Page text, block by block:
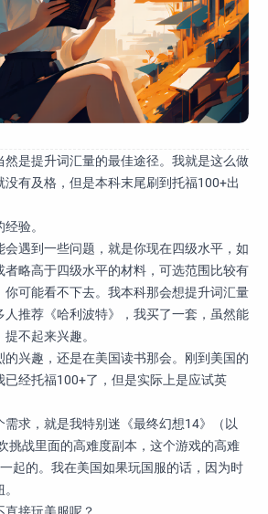
然是提升词汇量的最佳途径。我就是这么做
没有及格，但是本科末尾刷到托福100+出
验。
会遇到一些问题，就是你现在四级水平，如
者略高于四级水平的材料，可选范围比较有
你可能看不下去。我本科那会想提升词汇量
人推荐《哈利波特》，我买了一套，虽然能
不起来兴趣。
兴趣，还是在美国读书那会。刚到美国的
已经托福100+了，但是实际上是应试英
需求，就是我特别迷《最终幻想14》（以
挑战里面的高难度副本，这个游戏的高难
起的。我在美国如果玩国服的话，因为时